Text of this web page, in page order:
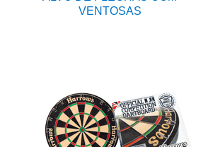
VENTOSAS